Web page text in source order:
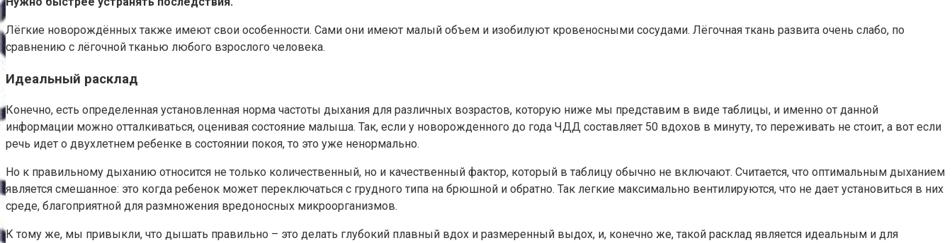
Лёгкие новорождённых также имеют свои особенности. Сами они имеют малый объем и изобилуют кровеносными сосудами. Лёгочная ткань развита очень слабо, по
сравнению с лёгочной тканью любого взрослого человека.
Идеальный расклад
Конечно, есть определенная установленная норма частоты дыхания для различных возрастов, которую ниже мы представим в виде таблицы, и именно от данной
информации можно отталкиваться, оценивая состояние малыша. Так, если у новорожденного до года ЧДД составляет 50 вдохов в минуту, то переживать не стоит, а вот если
речь идет о двухлетнем ребенке в состоянии покоя, то это уже ненормально.
Но к правильному дыханию относится не только количественный, но и качественный фактор, который в таблицу обычно не включают. Считается, что оптимальным дыханием
является смешанное: это когда ребенок может переключаться с грудного типа на брюшной и обратно. Так легкие максимально вентилируются, что не дает установиться в них
среде, благоприятной для размножения вредоносных микроорганизмов.
К тому же, мы привыкли, что дышать правильно – это делать глубокий плавный вдох и размеренный выдох, и, конечно же, такой расклад является идеальным и для